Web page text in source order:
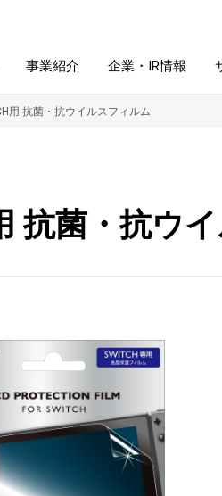
ファイル・
ホルダー用品
デジタル文具
新製品一覧
学校ソリューション
事業紹介 企業・IR情報
沿革
用 抗菌・抗ウイルスフィルム
抗菌・抗ウ